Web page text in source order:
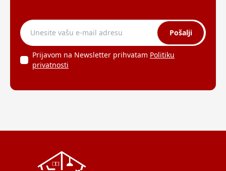
Pošalji
Prijavom na Newsletter prihvatam Politiku
privatnosti